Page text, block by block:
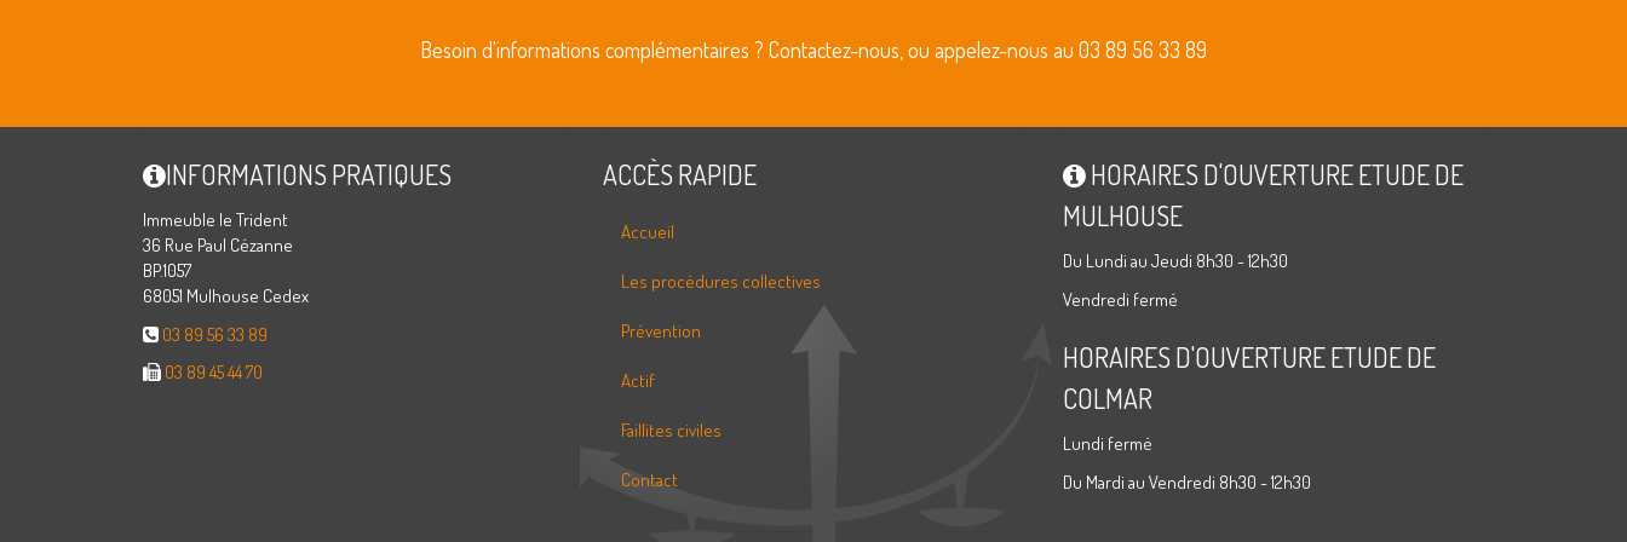
Besoin d'informations complémentaires ? Contactez-nous, ou appelez-nous au 03 89 56 33 89
INFORMATIONS PRATIQUES
Immeuble le Trident
36 Rue Paul Cézanne
BP.1057
68051 Mulhouse Cedex
03 89 56 33 89
03 89 45 44 70
ACCÈS RAPIDE
Accueil
Les procédures collectives
Prévention
Actif
Faillites civiles
Contact
HORAIRES D'OUVERTURE ETUDE DE
MULHOUSE
Du Lundi au Jeudi 8h30 - 12h30
Vendredi fermé
HORAIRES D'OUVERTURE ETUDE DE
COLMAR
Lundi fermé
Du Mardi au Vendredi 8h30 - 12h30